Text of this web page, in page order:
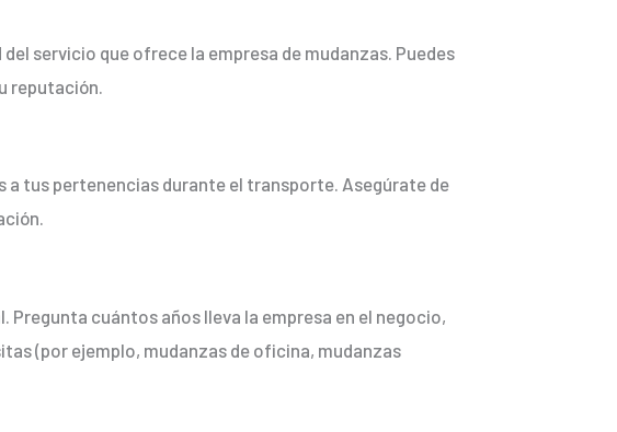
servicio que ofrece la empresa de mudanzas. Puedes
reputación.
tus pertenencias durante el transporte. Asegúrate de
cuántos años lleva la empresa en el negocio,
(por ejemplo, mudanzas de oficina, mudanzas